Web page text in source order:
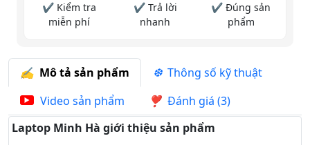
✔ Kiểm tra
miễn phí
✔ Trả lời
nhanh
✔ Đúng sản
phẩm
Mô tả sản phẩm
Thông số kỹ thuật
Video sản phẩm
Đánh giá (3)
Laptop Minh Hà giới thiệu sản phẩm